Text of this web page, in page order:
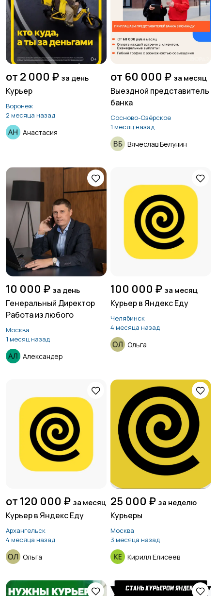
от 2 000 ₽ за день
Курьер
Воронеж
2 месяца назад
Анастасия
от 60 000 ₽ за месяц
Выездной представитель
банка
Сосново-Озёрское
1 месяц назад
Вячеслав Белунин
10 000 ₽ за день
Генеральный Директор
Работа из любого
Москва
1 месяц назад
Александер
100 000 ₽ за месяц
Курьер в Яндекс Еду
Челябинск
4 месяца назад
Ольга
от 120 000 ₽ за месяц
Курьер в Яндекс Еду
Архангельск
4 месяца назад
Ольга
25 000 ₽ за неделю
Курьеры
Москва
3 месяца назад
Кирилл Елисеев